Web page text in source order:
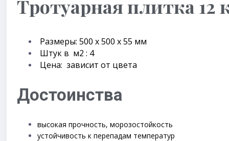
Тротуарная плитка 12
Размеры: 500 x 500 x 55 мм
Штук в м2 : 4
Цена: зависит от цвета
Достоинства
высокая прочность, морозостойкость
устойчивость к перепадам температур